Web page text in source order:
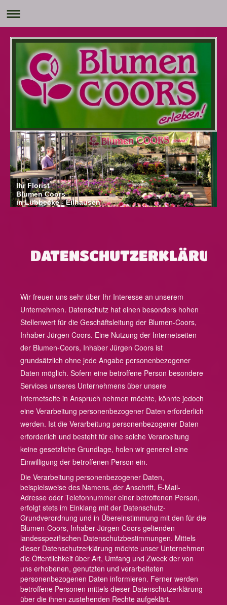
Ihr Florist
Blumen Coors
in Lübbecke - Eilhausen
Wir freuen uns sehr über Ihr Interesse an unserem
Unternehmen. Datenschutz hat einen besonders hohen
Stellenwert für die Geschäftsleitung der Blumen-Coors,
Inhaber Jürgen Coors. Eine Nutzung der Internetseiten
der Blumen-Coors, Inhaber Jürgen Coors ist
grundsätzlich ohne jede Angabe personenbezogener
Daten möglich. Sofern eine betroffene Person besondere
Services unseres Unternehmens über unsere
Internetseite in Anspruch nehmen möchte, könnte jedoch
eine Verarbeitung personenbezogener Daten erforderlich
werden. Ist die Verarbeitung personenbezogener Daten
erforderlich und besteht für eine solche Verarbeitung
keine gesetzliche Grundlage, holen wir generell eine
Einwilligung der betroffenen Person ein.
Die Verarbeitung personenbezogener Daten,
beispielsweise des Namens, der Anschrift, E-Mail-
Adresse oder Telefonnummer einer betroffenen Person,
erfolgt stets im Einklang mit der Datenschutz-
Grundverordnung und in Übereinstimmung mit den für die
Blumen-Coors, Inhaber Jürgen Coors geltenden
landesspezifischen Datenschutzbestimmungen. Mittels
dieser Datenschutzerklärung möchte unser Unternehmen
die Öffentlichkeit über Art, Umfang und Zweck der von
uns erhobenen, genutzten und verarbeiteten
personenbezogenen Daten informieren. Ferner werden
betroffene Personen mittels dieser Datenschutzerklärung
über die ihnen zustehenden Rechte aufgeklärt.